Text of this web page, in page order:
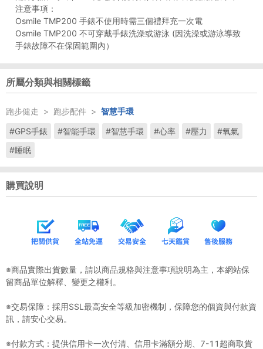
注意事項：
Osmile TMP200 手錶不使用時需三個禮拜充一次電
Osmile TMP200 不可穿戴手錶洗澡或游泳 (因洗澡或游泳導致
所屬分類與相關標籤
跑步健走 > 跑步配件 > 智慧手環
#GPS手錶
#智能手環 #智慧手環 #心率 #壓力
#氧氣
#睡眠
購買說明
※商品實際出貨數量，請以商品規格與注意事項說明為主，本網站保
留商品單位解釋、變更之權利。
※交易保障：採用SSL最高安全等級加密機制，保障您的個資與付款資
訊，請安心交易。
※付款方式：提供信用卡一次付清、信用卡滿額分期、7-11超商取貨